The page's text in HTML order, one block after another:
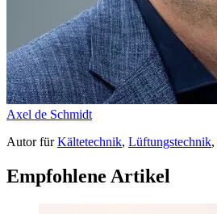
Axel de Schmidt
AutorfürKältetechnik, Lüftungstechnik,
Empfohlene Artikel